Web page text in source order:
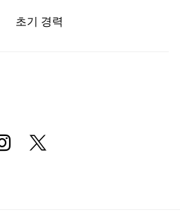
초기 경력